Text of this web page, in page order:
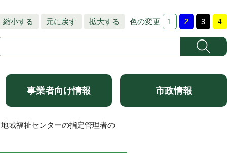
縮小する 元に戻す 拡大する 色の変更
事業者向け情報 市政情報
域福祉センターの指定管理者の